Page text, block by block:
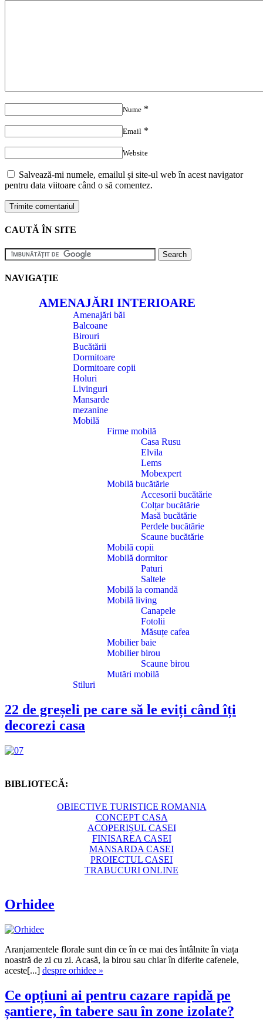
Nume *
Email *
Website
Salvează-mi numele, emailul și site-ul web în acest navigator
pentru data viitoare când o să comentez.
CAUTĂ ÎN SITE
NAVIGAȚIE
AMENAJĂRI INTERIOARE
Amenajări băi
Balcoane
Birouri
Bucătării
Dormitoare
Dormitoare copii
Holuri
Livinguri
Mansarde
mezanine
Mobilă
Firme mobilă
Casa Rusu
Elvila
Lems
Mobexpert
Mobilă bucătărie
Accesorii bucătărie
Colțar bucătărie
Masă bucătărie
Perdele bucătărie
Scaune bucătărie
Mobilă copii
Mobilă dormitor
Paturi
Saltele
Mobilă la comandă
Mobilă living
Canapele
Fotolii
Măsuțe cafea
Mobilier baie
Mobilier birou
Scaune birou
Mutări mobilă
Stiluri
22 de greșeli pe care să le eviți când îți
decorezi casa
BIBLIOTECĂ:
OBIECTIVE TURISTICE ROMANIA
CONCEPT CASA
ACOPERIȘUL CASEI
FINISAREA CASEI
MANSARDA CASEI
PROIECTUL CASEI
TRABUCURI ONLINE
Orhidee
Aranjamentele florale sunt din ce în ce mai des întâlnite în viața
noastră de zi cu zi. Acasă, la birou sau chiar în diferite cafenele,
aceste[...] despre orhidee »
Ce opțiuni ai pentru cazare rapidă pe
șantiere, în tabere sau în zone izolate?